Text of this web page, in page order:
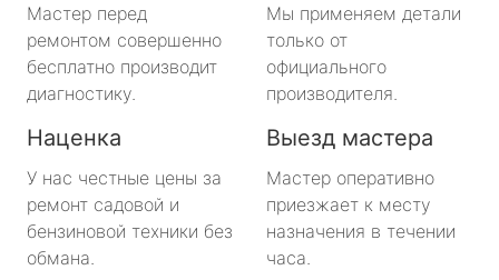
Мастер перед
ремонтом совершенно
бесплатно производит
диагностику.
Мы применяем детали
только от
официального
производителя.
Наценка
У нас честные цены за
ремонт садовой и
бензиновой техники без
обмана.
Выезд мастера
Мастер оперативно
приезжает к месту
назначения в течении
часа.